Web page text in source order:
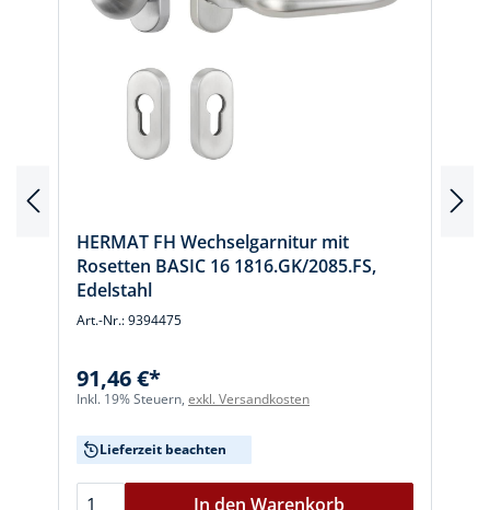
HERMAT FH Wechselgarnitur mit
Rosetten BASIC 16 1816.GK/2085.FS,
Edelstahl
Art.-Nr.: 9394475
91,46 €*
Inkl. 19% Steuern, exkl. Versandkosten
Lieferzeit beachten
In den Warenkorb